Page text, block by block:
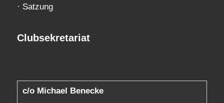
· Satzung
Clubsekretariat
c/o Michael Benecke